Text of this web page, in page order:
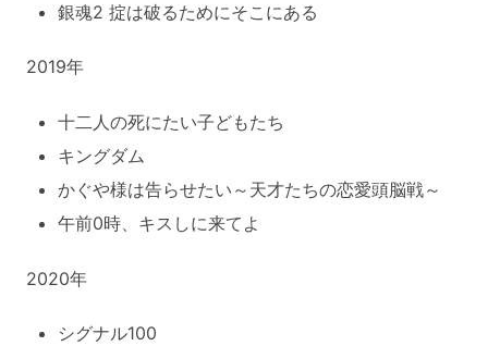
銀魂2 掟は破るためにそこにある
2019年
十二人の死にたい子どもたち
キングダム
かぐや様は告らせたい～天才たちの恋愛頭脳戦～
午前0時、キスしに来てよ
2020年
シグナル100